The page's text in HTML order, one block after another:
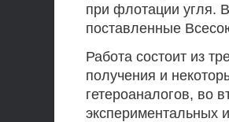
при флотации угля.
поставленные
Работа состоит из
получения и
гетероаналогов, во
экспериментальных